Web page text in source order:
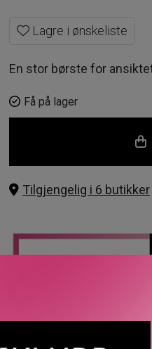
Lagre i ønskeliste
En stor børste for
Få på lager
Tilgjengelig i 6 butikker